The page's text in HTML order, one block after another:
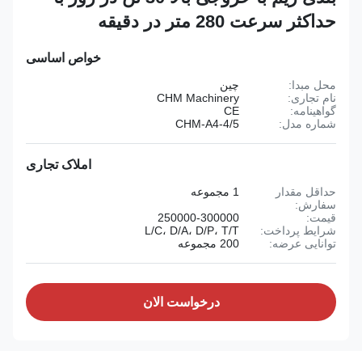
حداکثر سرعت 280 متر در دقیقه
خواص اساسی
محل مبدا:
نام تجاری:
CHM Machinery
گواهینامه:
شماره مدل:
CHM-A4-4/5
املاک تجاری
حداقل مقدار
سفارش:
قیمت:
250000-300000
شرایط پرداخت:
L/C، D/A، D/P، T/T
توانایی عرضه:
درخواست الان